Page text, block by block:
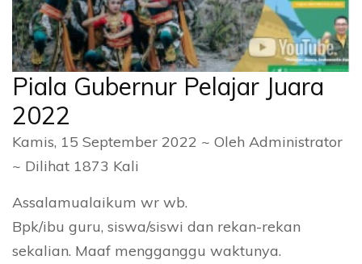
Piala Gubernur Pelajar Juara
2022
Kamis, 15 September 2022 ~ Oleh Administrator
~ Dilihat 1873 Kali
Assalamualaikum wr wb.
Bpk/ibu guru, siswa/siswi dan rekan-rekan
sekalian. Maaf mengganggu waktunya.